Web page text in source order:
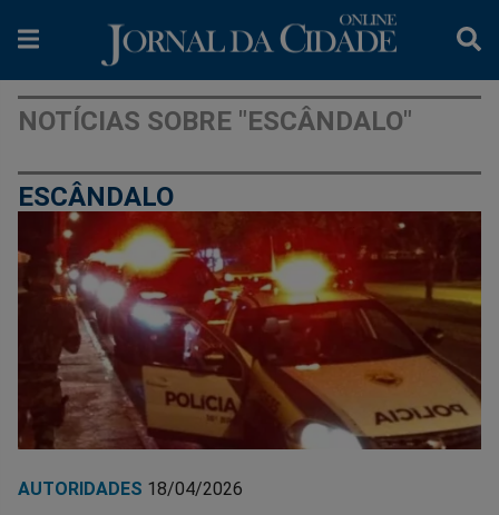
NOTÍCIAS SOBRE "ESCÂNDALO"
ESCÂNDALO
AUTORIDADES 18/04/2026